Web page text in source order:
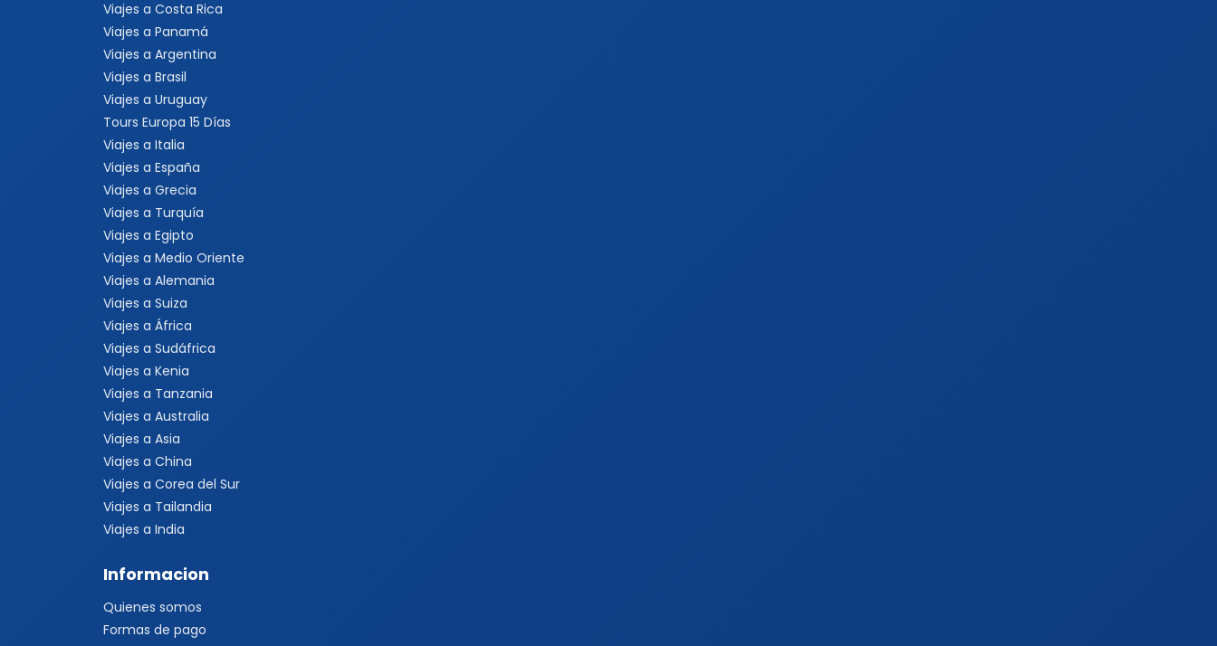
Viajes a Costa Rica
Viajes a Panamá
Viajes a Argentina
Viajes a Brasil
Viajes a Uruguay
Tours Europa 15 Días
Viajes a Italia
Viajes a España
Viajes a Grecia
Viajes a Turquía
Viajes a Egipto
Viajes a Medio Oriente
Viajes a Alemania
Viajes a Suiza
Viajes a África
Viajes a Sudáfrica
Viajes a Kenia
Viajes a Tanzania
Viajes a Australia
Viajes a Asia
Viajes a China
Viajes a Corea del Sur
Viajes a Tailandia
Viajes a India
Informacion
Quienes somos
Formas de pago